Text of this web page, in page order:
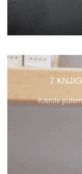
7
Krenite